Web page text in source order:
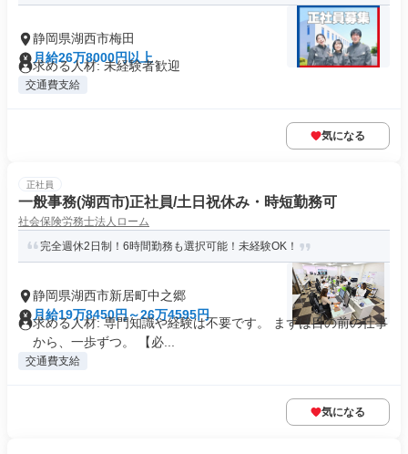
静岡県湖西市梅田
月給26万8000円以上
求める人材: 未経験者歓迎
交通費支給
気になる
正社員
一般事務(湖西市)正社員/土日祝休み・時短勤務可
社会保険労務士法人ローム
完全週休2日制！6時間勤務も選択可能！未経験OK！
静岡県湖西市新居町中之郷
月給19万8450円～26万4595円
求める人材: 専門知識や経験は不要です。 まずは目の前の仕事
から、一歩ずつ。 【必...
交通費支給
気になる